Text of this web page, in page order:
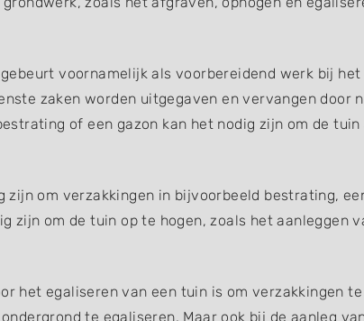
voornamelijk als voorbereidend werk bij
zaken worden uitgegaven en vervangen door
of een gazon kan het nodig zijn om de
zijn om verzakkingen in bijvoorbeeld bestrating,
zijn om de tuin op te hogen, zoals het
het egaliseren van een tuin is om verzakkingen
te egaliseren. Maar ook bij de aanleg